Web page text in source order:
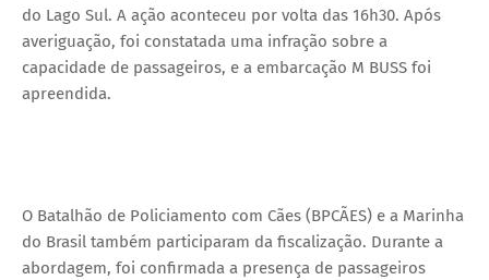
do Lago Sul. A ação aconteceu por volta das 16h30. Após
averiguação, foi constatada uma infração sobre a
capacidade de passageiros, e a embarcação M BUSS foi
apreendida.
O Batalhão de Policiamento com Cães (BPCÃES) e a Marinha
do Brasil também participaram da fiscalização. Durante a
abordagem, foi confirmada a presença de passageiros